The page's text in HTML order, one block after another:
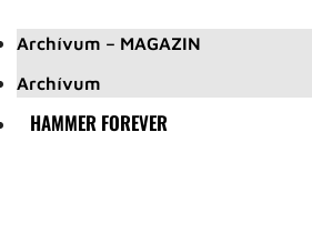
Archívum – MAGAZIN
Archívum
HAMMER FOREVER